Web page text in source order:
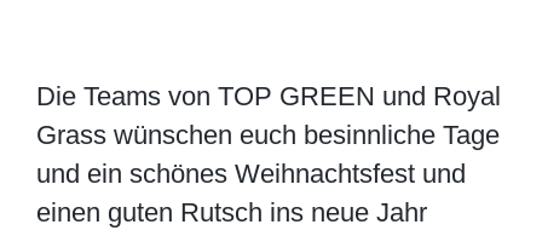
Die Teams von TOP GREEN und Royal
Grass wünschen euch besinnliche Tage
und ein schönes Weihnachtsfest und
einen guten Rutsch ins neue Jahr